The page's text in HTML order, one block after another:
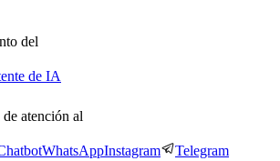
del
de IA
atención al
WhatsAppInstagram Telegram